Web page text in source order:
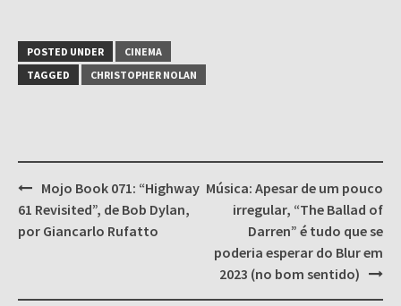
POSTED UNDER
CINEMA
TAGGED
CHRISTOPHER NOLAN
Post
navigation
Mojo Book 071: “Highway
61 Revisited”, de Bob Dylan,
por Giancarlo Rufatto
Música: Apesar de um pouco
irregular, “The Ballad of
Darren” é tudo que se
poderia esperar do Blur em
2023 (no bom sentido)